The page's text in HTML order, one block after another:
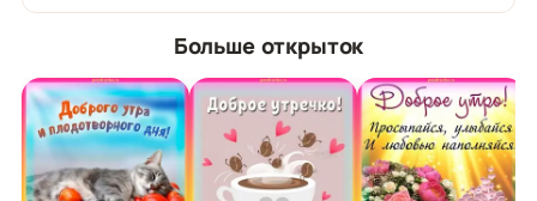
Больше открыток